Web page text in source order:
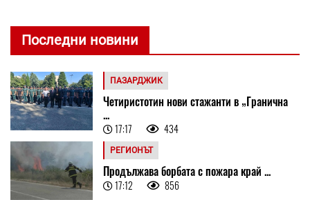
Последни новини
ПАЗАРДЖИК
Четиристотин нови стажанти в „Гранична
...
17:17 434
РЕГИОНЪТ
Продължава борбата с пожара край ...
17:12 856